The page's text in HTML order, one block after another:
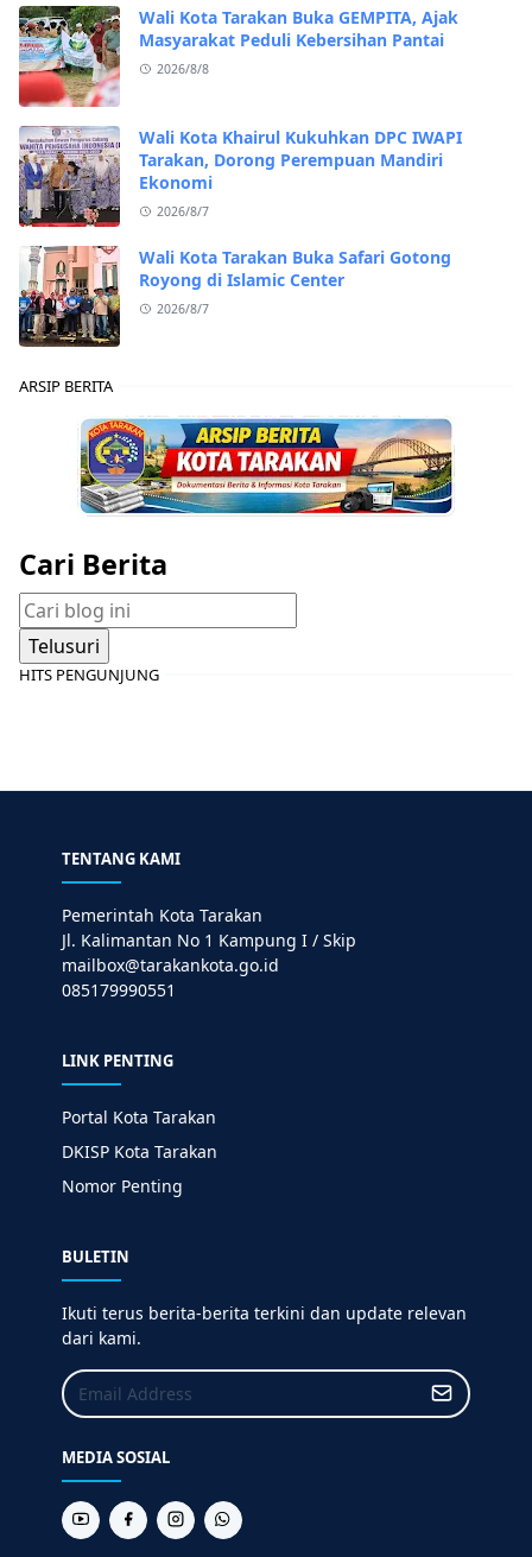
Wali Kota Tarakan Buka GEMPITA, Ajak
Masyarakat Peduli Kebersihan Pantai
2026/8/8
Wali Kota Khairul Kukuhkan DPC IWAPI
Tarakan, Dorong Perempuan Mandiri
Ekonomi
2026/8/7
Wali Kota Tarakan Buka Safari Gotong
Royong di Islamic Center
2026/8/7
ARSIP BERITA
Cari Berita
HITS PENGUNJUNG
TENTANG KAMI
Pemerintah Kota Tarakan
Jl. Kalimantan No 1 Kampung I / Skip
mailbox@tarakankota.go.id
085179990551
LINK PENTING
Portal Kota Tarakan
DKISP Kota Tarakan
Nomor Penting
BULETIN
Ikuti terus berita-berita terkini dan update relevan
dari kami.
MEDIA SOSIAL